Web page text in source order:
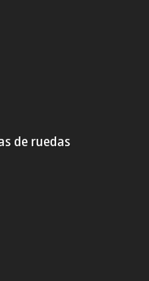
de ruedas